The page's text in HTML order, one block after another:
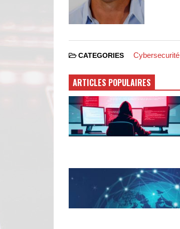
CATEGORIES Cybersecurité
ARTICLES POPULAIRES